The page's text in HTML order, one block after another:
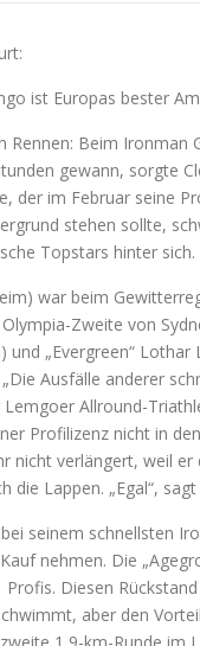
ist Europas bester
Rennen: Beim
gewann, sorgte
der im Februar seine
stehen sollte,
Topstars hinter sich.
war beim
Zweite von
und „Evergreen“
Ausfälle anderer
Lemgoer Allround-
Profilizenz nicht in
nicht verlängert, weil
die Lappen. „Egal“,
seinem schnellsten
nehmen. Die
Diesen
aber den